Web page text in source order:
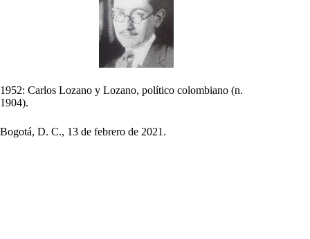
1952: Carlos Lozano y Lozano, político colombiano (n.
1904).
Bogotá, D. C., 13 de febrero de 2021.